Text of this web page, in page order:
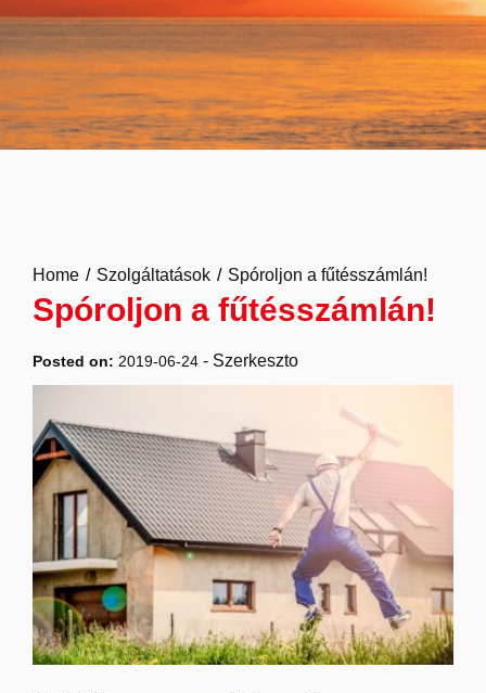
Home Szolgáltatások Spóroljon a fűtésszámlán!
Spóroljon a fűtésszámlán!
Posted on: 2019-06-24 - Szerkeszto